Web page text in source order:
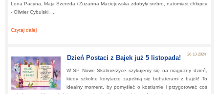
Lena Pacyna, Maja Szereda i Zuzanna Maciejewska zdobyły srebro, natomiast chłopcy
- Oliwier Cybulski, ...
Czytaj dalej
26-10-2024
Dzień Postaci z Bajek już 5 listopada!
W SP Nowe Skalmierzyce szykujemy się na magiczny dzień,
kiedy szkolne korytarze zapełnią się bohaterami z bajek! To
idealny moment, by pomyśleć o kostiumie i przygotować coś